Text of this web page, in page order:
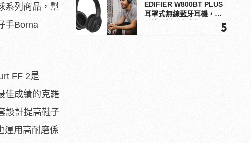
系列商品，幫
手Borna
FF 2是
佳成績的克羅
設計提高鞋子
運用高耐磨係
EDIFIER W800BT PLUS
耳罩式無線藍牙耳機，在
5